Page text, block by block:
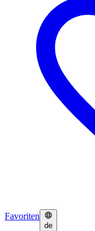
Favoriten
de